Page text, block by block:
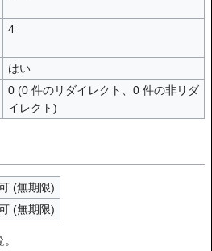
4
はい
0 (0 件のリダイレクト、0 件の非リダ
イレクト)
(無期限)
(無期限)